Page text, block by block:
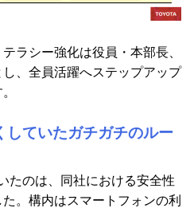
ラシー強化は役員・本部長、
、全員活躍へステップアップ
していたガチガチのルー
たのは、同社における安全性
。構内はスマートフォンの利